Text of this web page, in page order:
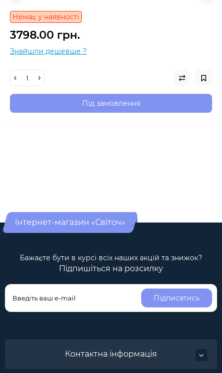
Немає у наявності
3798.00 грн.
Знайшли дешевше ?
Під замовлення
Інтернет-магазин «Світоч»
Бажаєте бути в курсі всіх наших акцій та знижок?
Підпишіться на розсилку
Підписатись
Контактна інформація